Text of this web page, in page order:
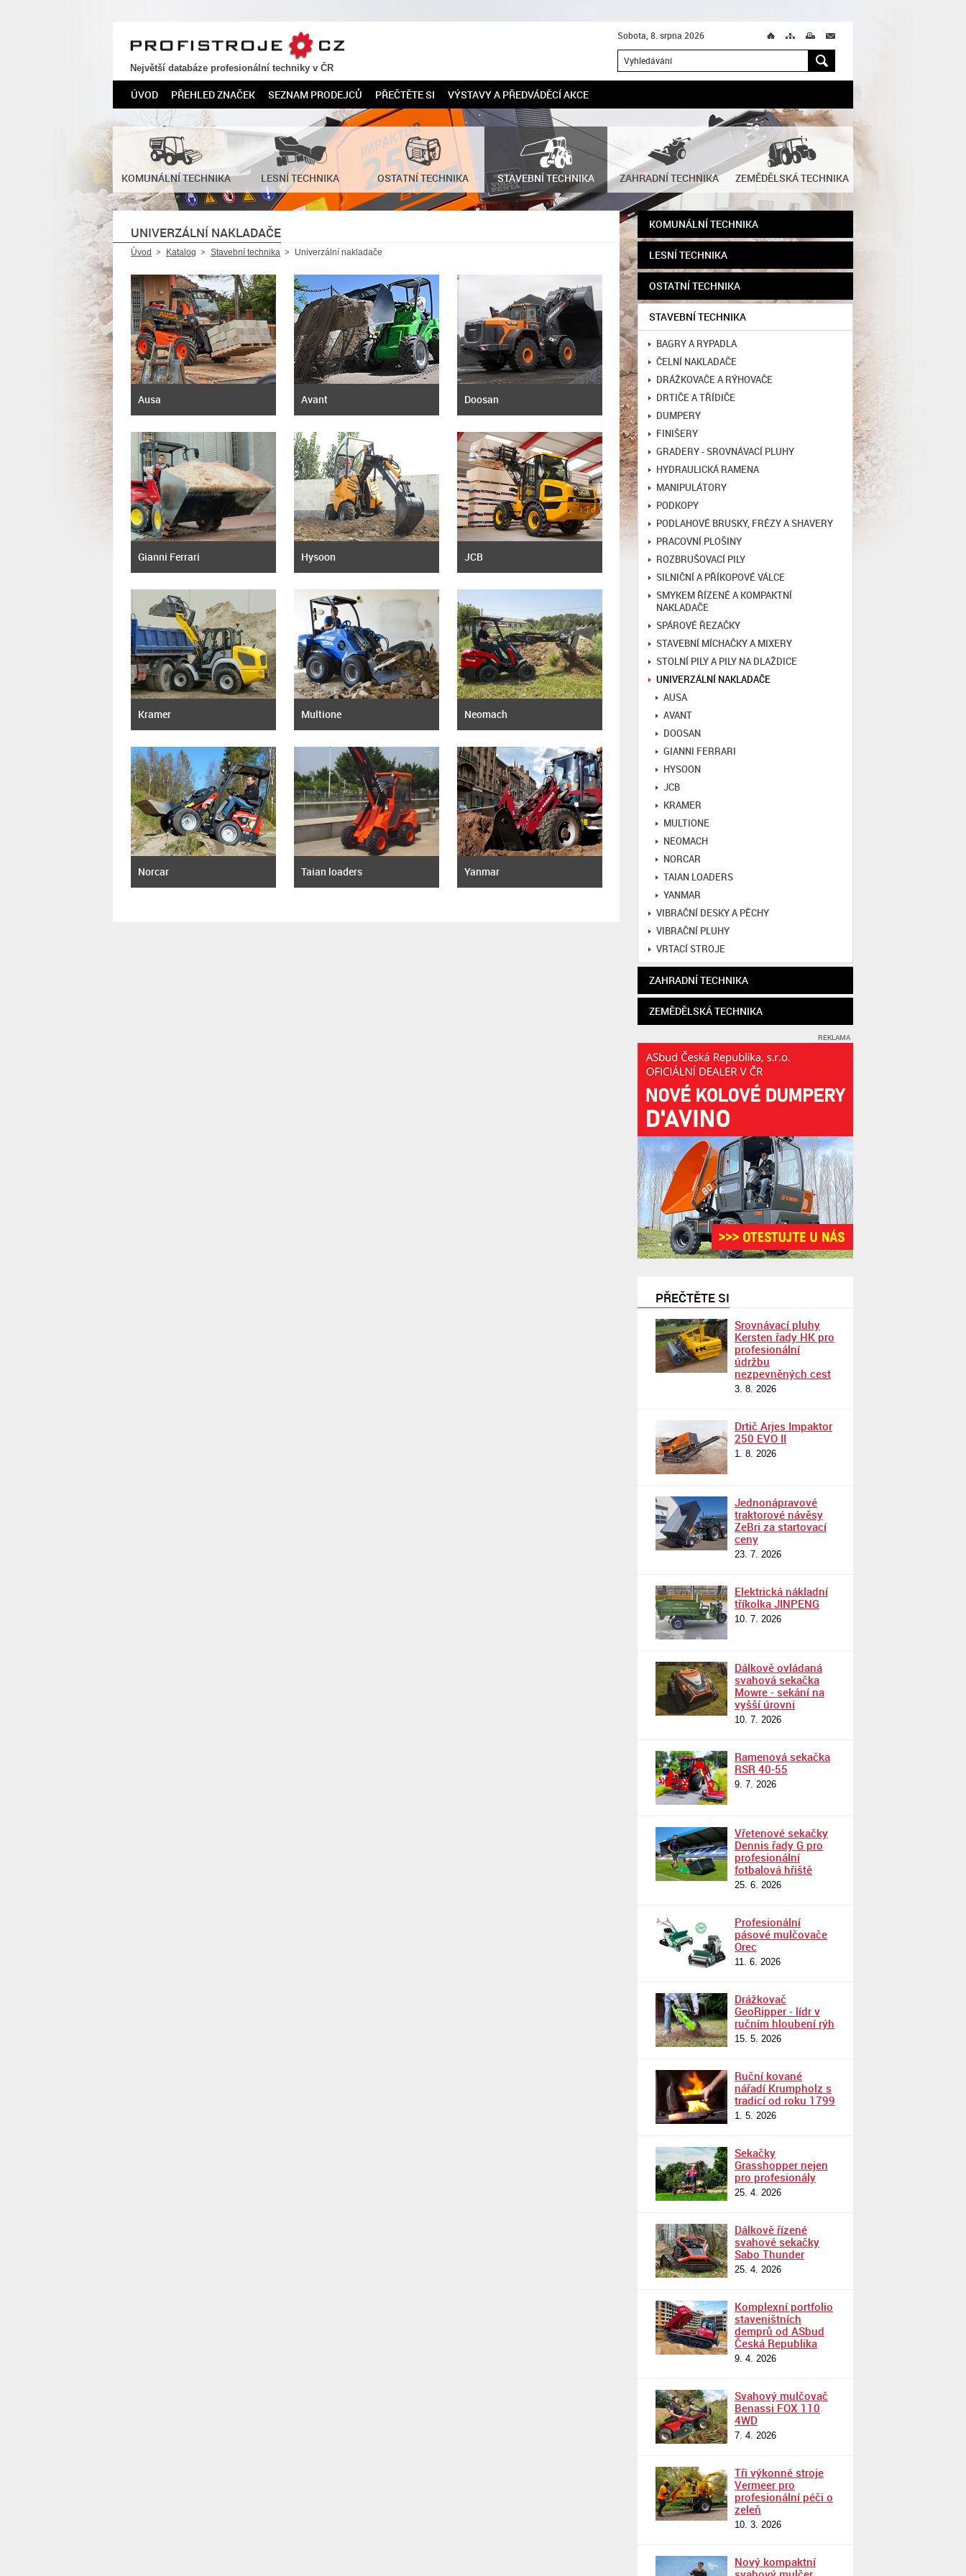
PROFISTROJE.CZ
Největší databáze profesionální techniky v ČR
Sobota, 8. srpna 2026 Ú M T M
H
ÚVOD PŘEHLED ZNAČEK SEZNAM PRODEJCŮ PŘEČTĚTE SI VÝSTAVY A PŘEDVÁDĚCÍ AKCE
KOMUNÁLNÍ TECHNIKA LESNÍ TECHNIKA OSTATNÍ TECHNIKA STAVEBNÍ TECHNIKA ZAHRADNÍ TECHNIKA ZEMĚDĚLSKÁ TECHNIKA
UNIVERZÁLNÍ NAKLADAČE
Úvod Katalog Stavební technika Univerzální nakladače
Ausa Avant Doosan
Gianni Ferrari Hysoon JCB
Kramer Multione Neomach
Norcar Taian loaders Yanmar
KOMUNÁLNÍ TECHNIKA
LESNÍ TECHNIKA
OSTATNÍ TECHNIKA
STAVEBNÍ TECHNIKA
BAGRY A RYPADLA
ČELNÍ NAKLADAČE
DRÁŽKOVAČE A RÝHOVAČE
DRTIČE A TŘÍDIČE
DUMPERY
FINIŠERY
GRADERY - SROVNÁVACÍ PLUHY
HYDRAULICKÁ RAMENA
MANIPULÁTORY
PODKOPY
PODLAHOVÉ BRUSKY, FRÉZY A SHAVERY
PRACOVNÍ PLOŠINY
ROZBRUŠOVACÍ PILY
SILNIČNÍ A PŘÍKOPOVÉ VÁLCE
SMYKEM ŘÍZENÉ A KOMPAKTNÍ
NAKLADAČE
SPÁROVÉ ŘEZAČKY
STAVEBNÍ MÍCHAČKY A MIXERY
STOLNÍ PILY A PILY NA DLAŽDICE
UNIVERZÁLNÍ NAKLADAČE
AUSA
AVANT
DOOSAN
GIANNI FERRARI
HYSOON
JCB
KRAMER
MULTIONE
NEOMACH
NORCAR
TAIAN LOADERS
YANMAR
VIBRAČNÍ DESKY A PĚCHY
VIBRAČNÍ PLUHY
VRTACÍ STROJE
ZAHRADNÍ TECHNIKA
ZEMĚDĚLSKÁ TECHNIKA
REKLAMA
PŘEČTĚTE SI
Srovnávací pluhy
Kersten řady HK pro
profesionální
údržbu
nezpevněných cest
3. 8. 2026
Drtič Arjes Impaktor
250 EVO II
1. 8. 2026
Jednonápravové
traktorové návěsy
ZeBri za startovací
ceny
23. 7. 2026
Elektrická nákladní
tříkolka JINPENG
10. 7. 2026
Dálkově ovládaná
svahová sekačka
Mowre - sekání na
vyšší úrovni
10. 7. 2026
Ramenová sekačka
RSR 40-55
9. 7. 2026
Vřetenové sekačky
Dennis řady G pro
profesionální
fotbalová hřiště
25. 6. 2026
Profesionální
pásové mulčovače
Orec
11. 6. 2026
Drážkovač
GeoRipper - lídr v
ručním hloubení rýh
15. 5. 2026
Ruční kované
nářadí Krumpholz s
tradicí od roku 1799
1. 5. 2026
Sekačky
Grasshopper nejen
pro profesionály
25. 4. 2026
Dálkově řízené
svahové sekačky
Sabo Thunder
25. 4. 2026
Komplexní portfolio
staveništních
demprů od ASbud
Česká Republika
9. 4. 2026
Svahový mulčovač
Benassi FOX 110
4WD
7. 4. 2026
Tři výkonné stroje
Vermeer pro
profesionální péči o
zeleň
10. 3. 2026
Nový kompaktní